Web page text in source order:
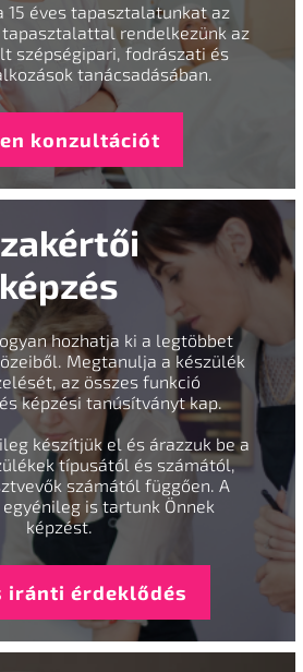
15 éves tapasztalatunkat az
tapasztalattal rendelkezünk az
szépségipari, fodrászati és
tanácsadásában.
konzultációt
képzés
hozhatja ki a legtöbbet
Megtanulja a készülék
az összes funkció
képzési tanúsítványt kap.
készítjük el és árazzuk be a
típusától és számától,
számától függően. A
is tartunk Önnek
képzést.
iránti érdeklődés